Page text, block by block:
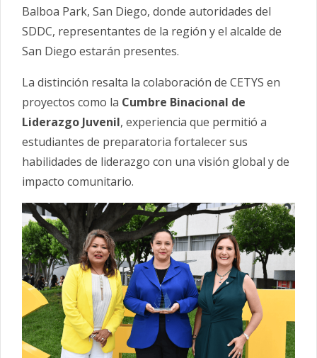
Balboa Park, San Diego, donde autoridades del
SDDC, representantes de la región y el alcalde de
San Diego estarán presentes.
La distinción resalta la colaboración de CETYS en
proyectos como la Cumbre Binacional de
Liderazgo Juvenil, experiencia que permitió a
estudiantes de preparatoria fortalecer sus
habilidades de liderazgo con una visión global y de
impacto comunitario.